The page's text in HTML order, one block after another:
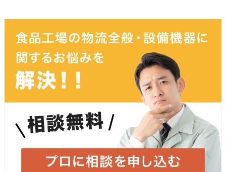
お名前 必須
メールアドレス 必須